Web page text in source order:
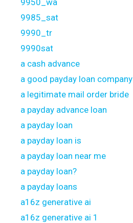
9950_wa
9985_sat
9990_tr
9990sat
a cash advance
a good payday loan company
a legitimate mail order bride
a payday advance loan
a payday loan
a payday loan is
a payday loan near me
a payday loan?
a payday loans
a16z generative ai
a16z generative ai 1